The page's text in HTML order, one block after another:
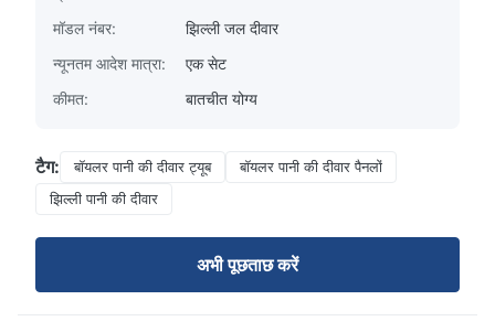
मॉडल नंबर:
झिल्ली जल दीवार
न्यूनतम आदेश मात्रा:
एक सेट
कीमत:
बातचीत योग्य
टैग: बॉयलर पानी की दीवार ट्यूब
बॉयलर पानी की दीवार पैनलों
झिल्ली पानी की दीवार
अभी पूछताछ करें